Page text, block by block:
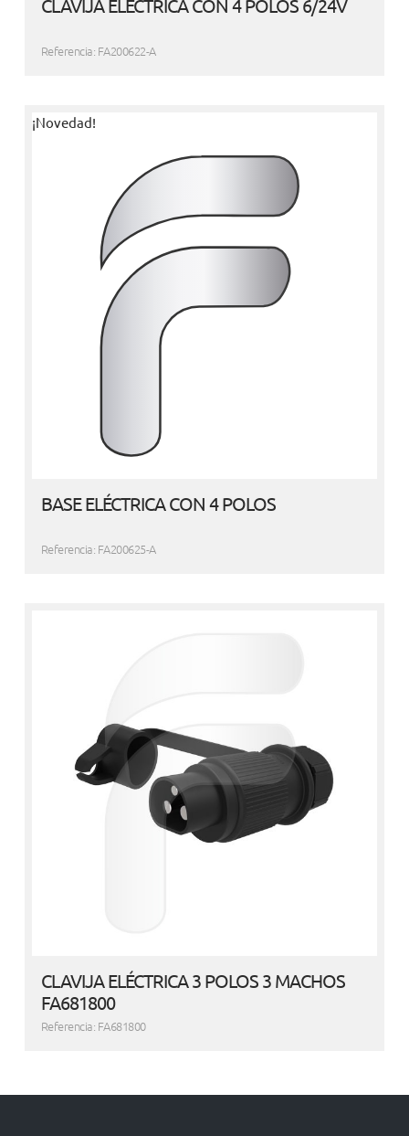
CLAVIJA ELÉCTRICA CON 4 POLOS 6/24V
Referencia: FA200622-A
¡Novedad!
BASE ELÉCTRICA CON 4 POLOS
Referencia: FA200625-A
CLAVIJA ELÉCTRICA 3 POLOS 3 MACHOS
FA681800
Referencia: FA681800